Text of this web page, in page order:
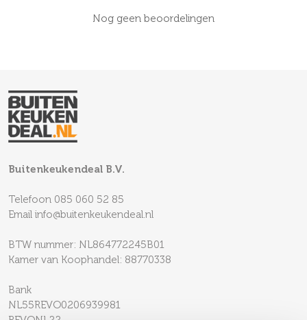
Nog geen beoordelingen
Buitenkeukendeal B.V.
Telefoon 085 060 52 85
Email info@buitenkeukendeal.nl
BTW nummer: NL864772245B01
Kamer van Koophandel: 88770338
Bank
NL55REVO0206939981